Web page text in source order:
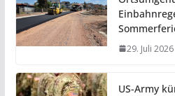
29. Juli 2026
US-Army